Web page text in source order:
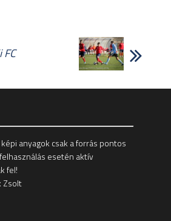
anyagok csak a forrás pontos
esetén aktív
fel!
Zsolt